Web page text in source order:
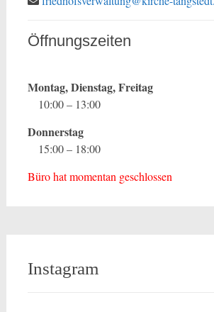
Öffnungszeiten
Montag, Dienstag, Freitag
10:00 – 13:00
Donnerstag
15:00 – 18:00
Büro hat momentan geschlossen
Instagram